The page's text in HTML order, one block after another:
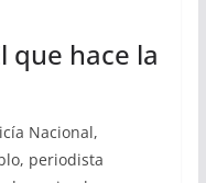
que hace la
Nacional,
periodista